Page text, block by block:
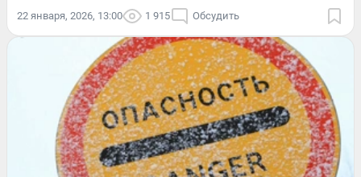
22 января, 2026, 13:00 1 915 Обсудить